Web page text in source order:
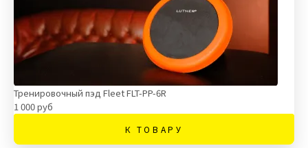
Тренировочный пэд Fleet FLT-PP-6R
1 000 руб
К ТОВАРУ